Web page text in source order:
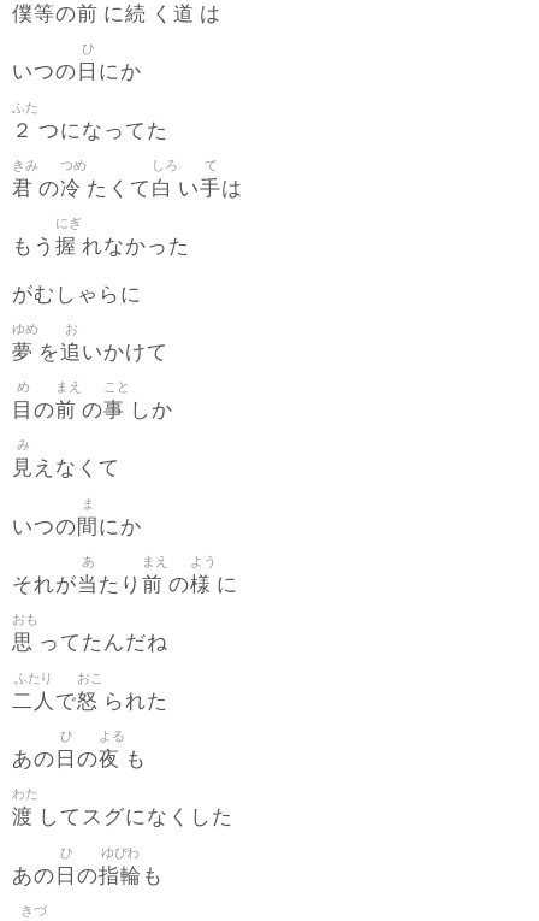
僕等の前 に続 く 道 は
いつの 日
ひ
にか
２
ふた
つになってた
君
きみ
の冷
つめ
たくて 白
しろ
い手
て
は
もう 握
にぎ
れなかった
がむしゃらに
夢
ゆめ
を追
お
いかけて
目
め
の前
まえ
の事
こと
しか
見
み
えなくて
いつの間
ま
にか
それが当
あ
たり 前
まえ
の様
よう
に
思
おも
ってたんだね
二人
ふたり
で怒
おこ
られた
あの 日
ひ
の夜
よる
も
渡
わた
してスグになくした
あの 日
ひ
の指輪
ゆびわ
も
きづ